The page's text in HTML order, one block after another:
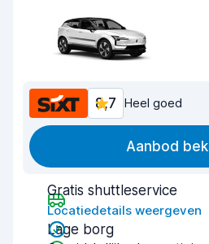
8,7 Heel goed
Aanbod
Gratis shuttleservice
Locatiedetails weergeven
Lage borg